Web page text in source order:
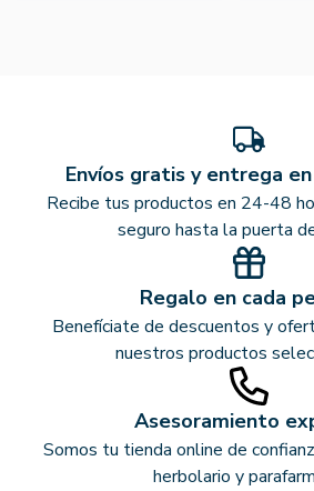
Envíos gratis y entrega
Recibe tus productos en 24-48
seguro hasta la puerta
Regalo en cada
Benefíciate de descuentos y
nuestros productos
Asesoramiento
Somos tu tienda online de
herbolario y